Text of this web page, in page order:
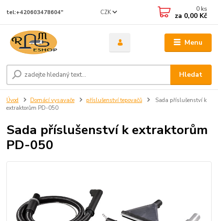
Menu
CZK
Hledat
tel:+420603478604" 0 ks
za 0,00 Kč
Úvod Domácí vysavače příslušenství tepovačů
Sada příslušenství k
extraktorům PD-050
Sada příslušenství k extraktorům
PD-050